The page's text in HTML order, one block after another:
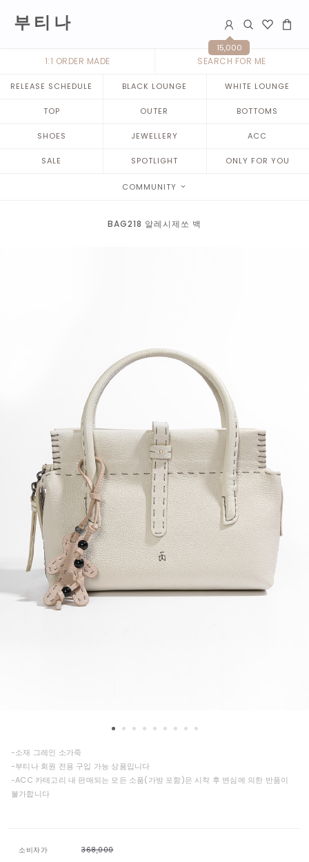
부 티 나
15,000
1:1 ORDER MADE SEARCH FOR ME
RELEASE SCHEDULE BLACK LOUNGE WHITE LOUNGE
TOP OUTER BOTTOMS
SHOES JEWELLERY ACC
SALE SPOTLIGHT ONLY FOR YOU
COMMUNITY
BAG218 알레시제쏘 백
-소재 그레인 소가죽
-부티나 회원 전용 구입 가능 상품입니다
-ACC 카테고리 내 판매되는 모든 소품(가방 포함)은 시착 후 변심에 의한 반품이
불가합니다
소비자가
368,000